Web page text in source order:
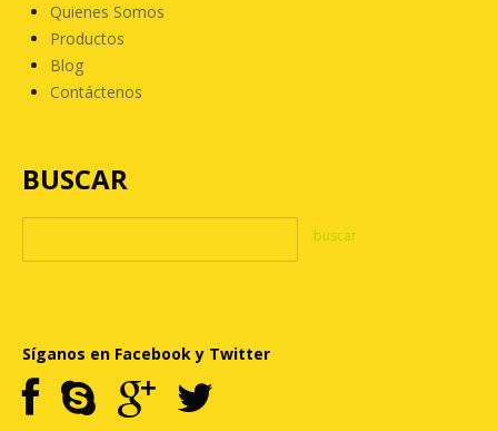
Quienes Somos
Productos
Blog
Contáctenos
BUSCAR
Síganos en Facebook y Twitter